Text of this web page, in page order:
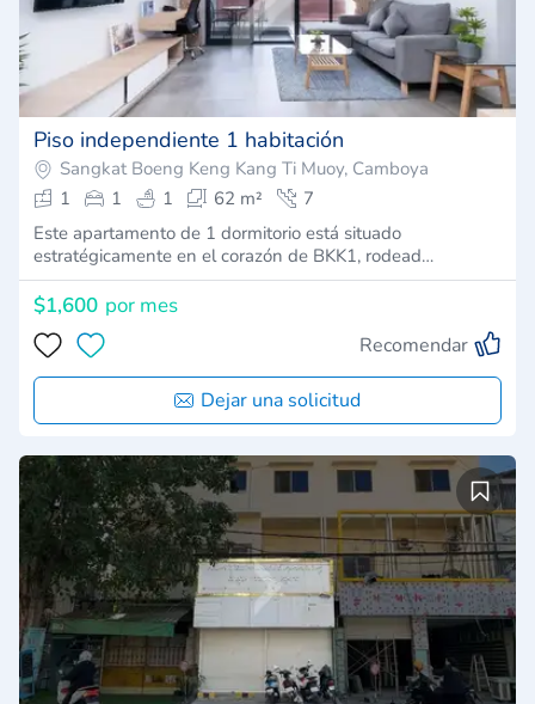
Piso independiente 1 habitación
Sangkat Boeng Keng Kang Ti Muoy, Camboya
1
1 1 62 m²
7
Este apartamento de 1 dormitorio está situado
estratégicamente en el corazón de BKK1, rodead…
$1,600 por mes
Recomendar
Dejar una solicitud